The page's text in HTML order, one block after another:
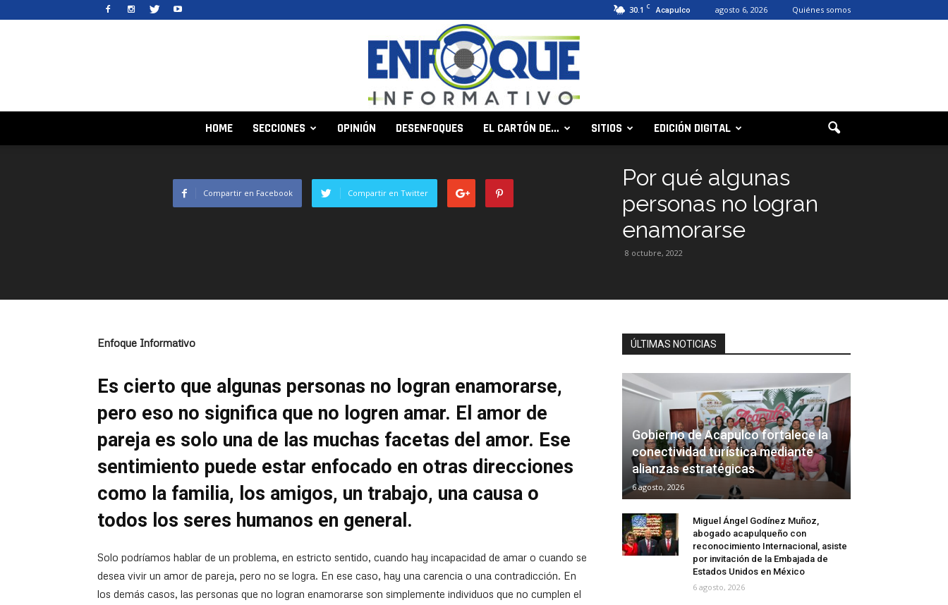
30.1 C Acapulco agosto 6, 2026 Quiénes somos
HOME SECCIONES OPINIÓN DESENFOQUES EL CARTÓN DE… SITIOS EDICIÓN DIGITAL
Por qué algunas
personas no logran
enamorarse
8 octubre, 2022
Compartir en Facebook Compartir en Twitter
Enfoque Informativo
Es cierto que algunas personas no logran enamorarse,
pero eso no significa que no logren amar. El amor de
pareja es solo una de las muchas facetas del amor. Ese
sentimiento puede estar enfocado en otras direcciones
como la familia, los amigos, un trabajo, una causa o
todos los seres humanos en general.
Solo podríamos hablar de un problema, en estricto sentido, cuando hay incapacidad de amar o cuando se
desea vivir un amor de pareja, pero no se logra. En ese caso, hay una carencia o una contradicción. En
los demás casos, las personas que no logran enamorarse son simplemente individuos que no cumplen el
ÚLTIMAS NOTICIAS
Gobierno de Acapulco fortalece la
conectividad turística mediante
alianzas estratégicas
6 agosto, 2026
Miguel Ángel Godínez Muñoz,
abogado acapulqueño con
reconocimiento Internacional, asiste
por invitación de la Embajada de
Estados Unidos en México
6 agosto, 2026